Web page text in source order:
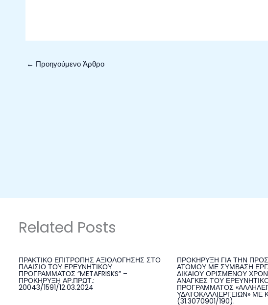
← Προηγούμενο Άρθρο
Related Posts
ΠΡΑΚΤΙΚΟ ΕΠΙΤΡΟΠΗΣ ΑΞΙΟΛΟΓΗΣΗΣ ΣΤΟ
ΠΛΑΙΣΙΟ ΤΟΥ ΕΡΕΥΝΗΤΙΚΟΥ
ΠΡΟΓΡΑΜΜΑΤΟΣ ”METAFRISKS” –
ΠΡΟΚΗΡΥΞΗ ΑΡ.ΠΡΩΤ.:
20043/1591/12.03.2024
ΠΡΟΚΗΡΥΞΗ ΓΙΑ ΤΗΝ
ΑΤΟΜΟΥ ΜΕ ΣΥΜΒΑΣΗ
ΔΙΚΑΙΟΥ ΟΡΙΣΜΕΝΟΥ
ΑΝΑΓΚΕΣ ΤΟΥ
ΠΡΟΓΡΑΜΜΑΤΟΣ
ΥΔΑΤΟΚΑΛΛΙΕΡΓΕΙΩΝ» ΜΕ
(31.3070901/190).